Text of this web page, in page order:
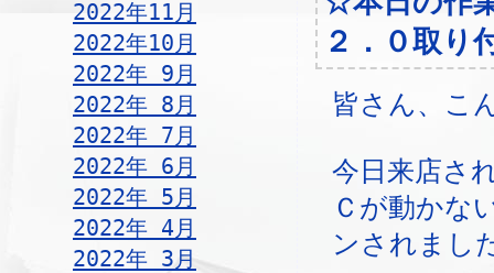
2022年11月
2022年10月
2022年 9月
2022年 8月
2022年 7月
2022年 6月
2022年 5月
2022年 4月
2022年 3月
２．０取り
皆さん、こ
今日来店さ
Ｃが動かな
ンされまし